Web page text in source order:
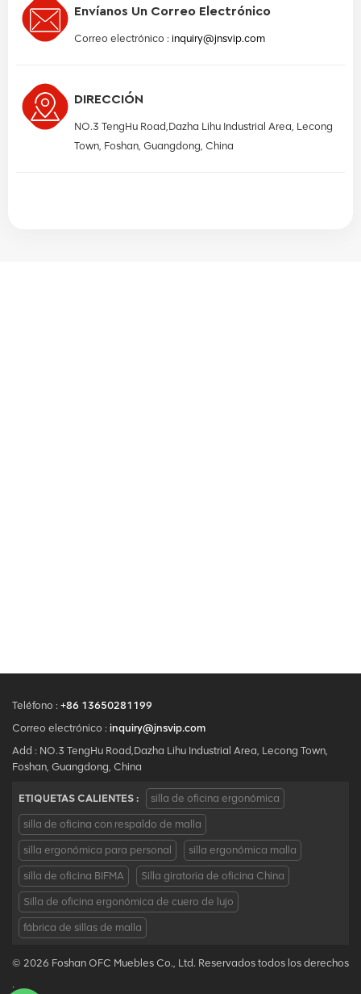
Envíanos Un Correo Electrónico
Correo electrónico : inquiry@jnsvip.com
DIRECCIÓN
NO.3 TengHu Road,Dazha Lihu Industrial Area, Lecong
Town, Foshan, Guangdong, China
Teléfono : +86 13650281199
Correo electrónico : inquiry@jnsvip.com
Add : NO.3 TengHu Road,Dazha Lihu Industrial Area, Lecong Town,
Foshan, Guangdong, China
ETIQUETAS CALIENTES : silla de oficina ergonómica
silla de oficina con respaldo de malla
silla ergonómica para personal silla ergonómica malla
silla de oficina BIFMA Silla giratoria de oficina China
Silla de oficina ergonómica de cuero de lujo
fábrica de sillas de malla
© 2026 Foshan OFC Muebles Co., Ltd. Reservados todos los derechos
.